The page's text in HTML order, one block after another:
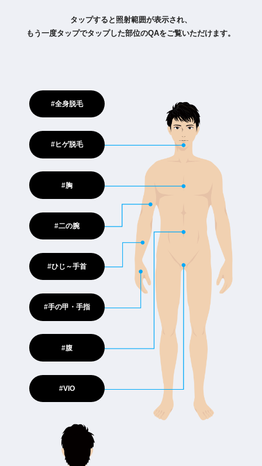
タップすると照射範囲が表示され、
もう一度タップでタップした部位のQAをご覧いただけます。
#全身脱毛
#ヒゲ脱毛
#胸
#二の腕
#ひじ～手首
#手の甲・手指
#腹
#VIO